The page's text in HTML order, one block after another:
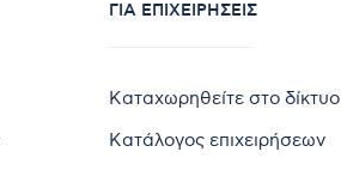
ΓΙΑ ΕΠΙΧΕΙΡΉΣΕΙΣ
Καταχωρηθείτε στο δίκτυο
Κατάλογος επιχειρήσεων